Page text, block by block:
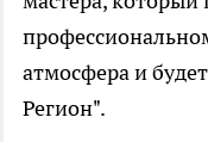
атмосфера и
Регион".